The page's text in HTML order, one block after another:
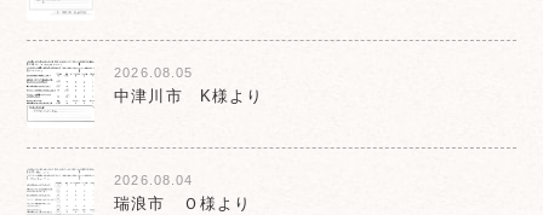
2026.08.05
中津川市 K様より
2026.08.04
瑞浪市 Ｏ様より